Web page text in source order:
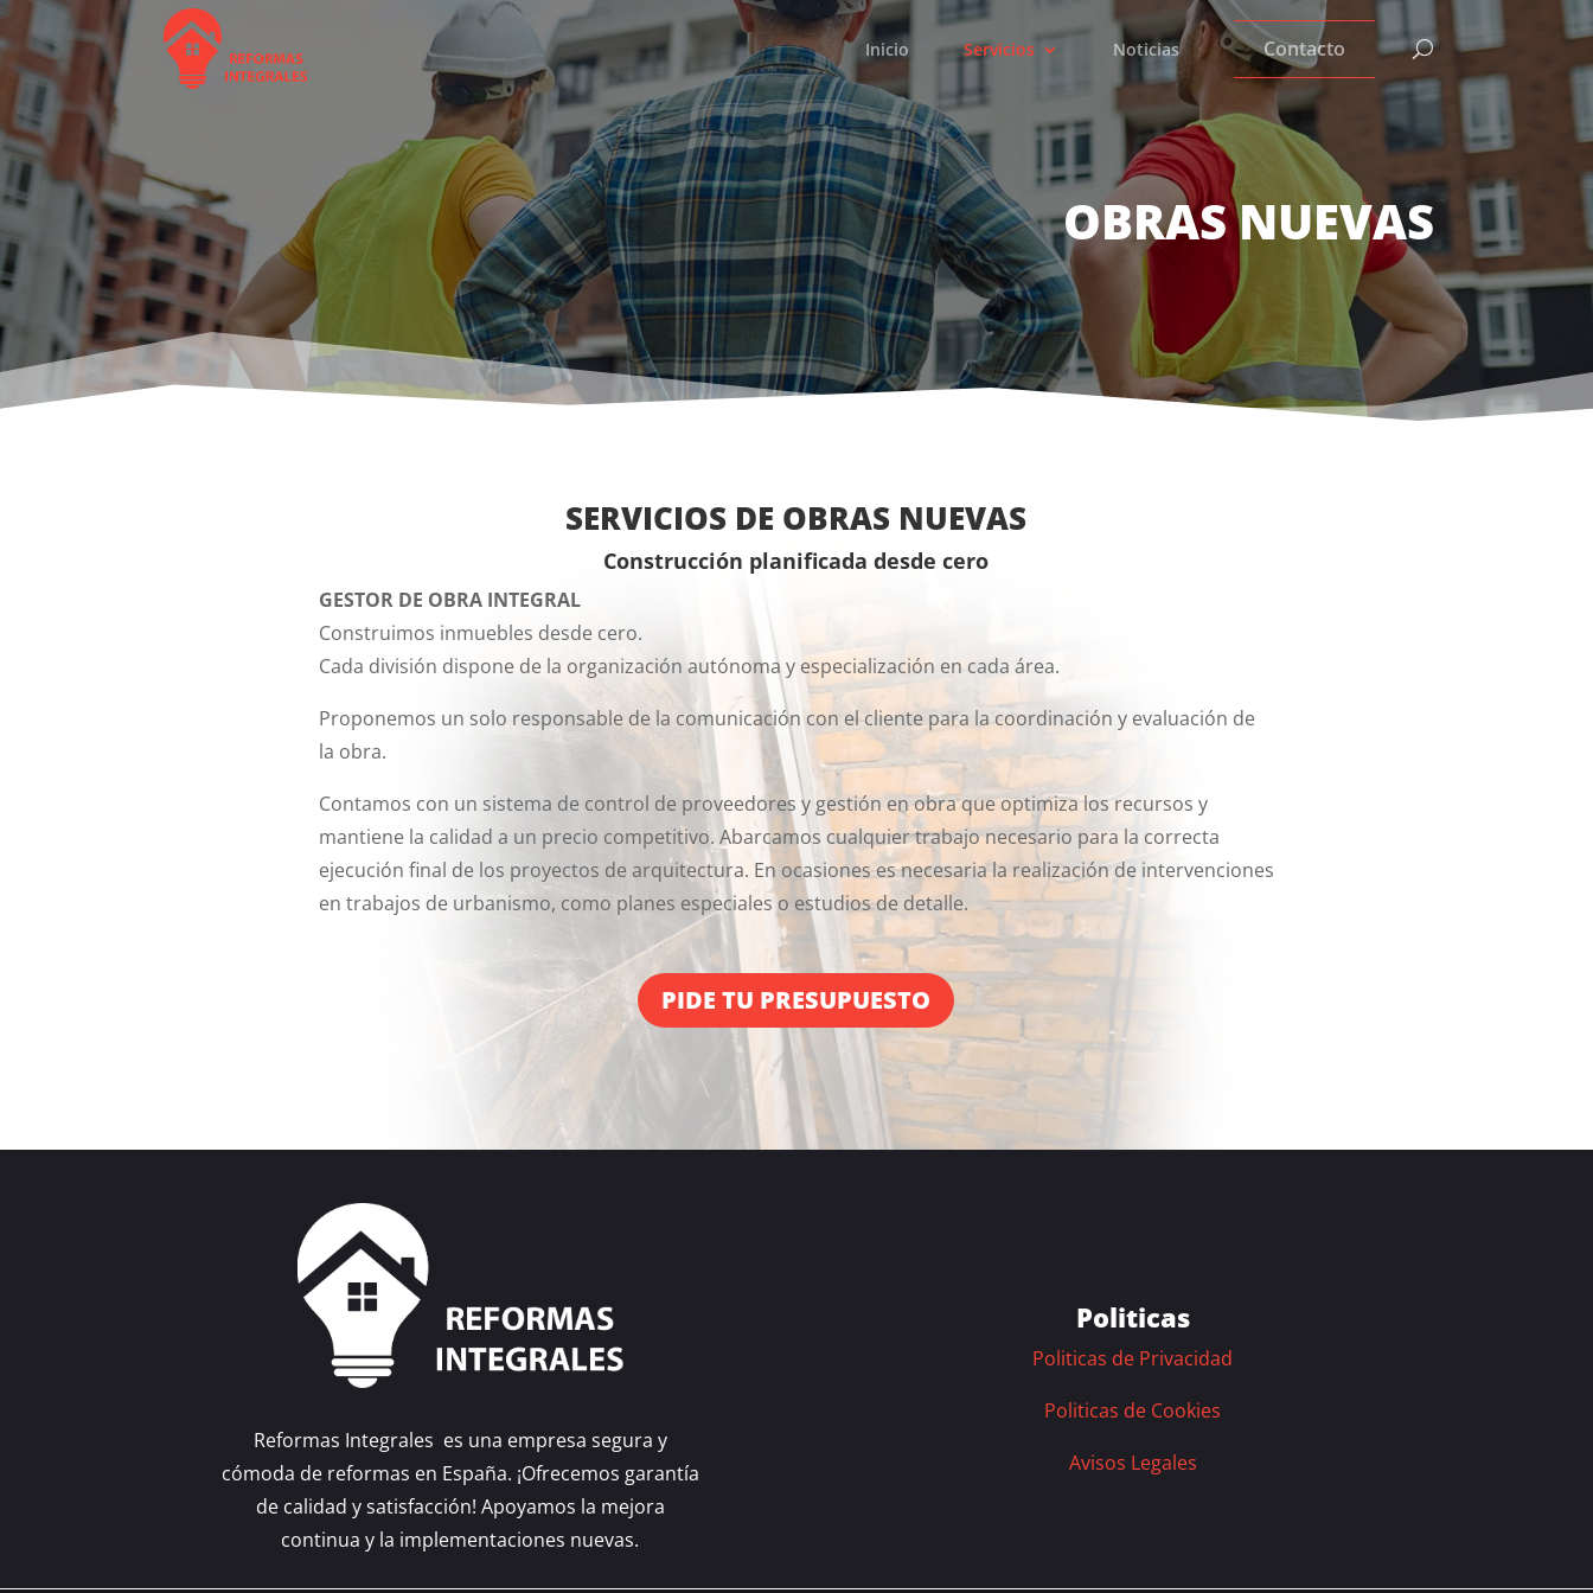
Inicio Servicios Noticias Contacto
OBRAS NUEVAS
SERVICIOS DE OBRAS NUEVAS
Construcción planificada desde cero
GESTOR DE OBRA INTEGRAL
Construimos inmuebles desde cero.
Cada división dispone de la organización autónoma y especialización en cada área.
Proponemos un solo responsable de la comunicación con el cliente para la coordinación y evaluación de
la obra.
Contamos con un sistema de control de proveedores y gestión en obra que optimiza los recursos y
mantiene la calidad a un precio competitivo. Abarcamos cualquier trabajo necesario para la correcta
ejecución final de los proyectos de arquitectura. En ocasiones es necesaria la realización de intervenciones
en trabajos de urbanismo, como planes especiales o estudios de detalle.
PIDE TU PRESUPUESTO
Reformas Integrales es una empresa segura y
cómoda de reformas en España. ¡Ofrecemos garantía
de calidad y satisfacción! Apoyamos la mejora
continua y la implementaciones nuevas.
Politicas
Politicas de Privacidad
Politicas de Cookies
Avisos Legales